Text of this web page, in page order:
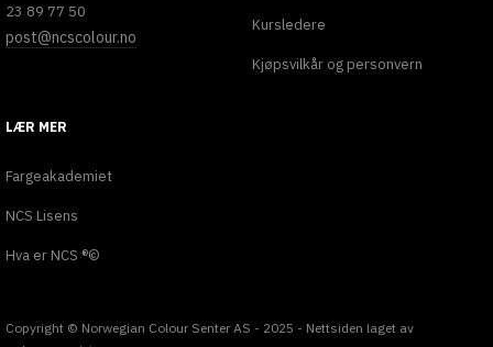
23 89 77 50
post@ncscolour.no
Kursledere
Kjøpsvilkår og personvern
LÆR MER
Fargeakademiet
NCS Lisens
Hva er NCS ®©
Copyright © Norwegian Colour Senter AS - 2025 - Nettsiden laget av